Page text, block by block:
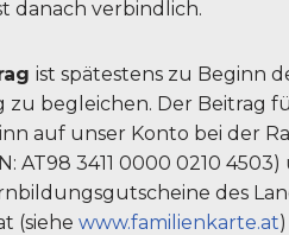
danach verbindlich.
ist spätestens zu Beginn
zu begleichen. Der Beitrag
auf unser Konto bei der
AT98 3411 0000 0210
des
(siehe www.familienkarte.at